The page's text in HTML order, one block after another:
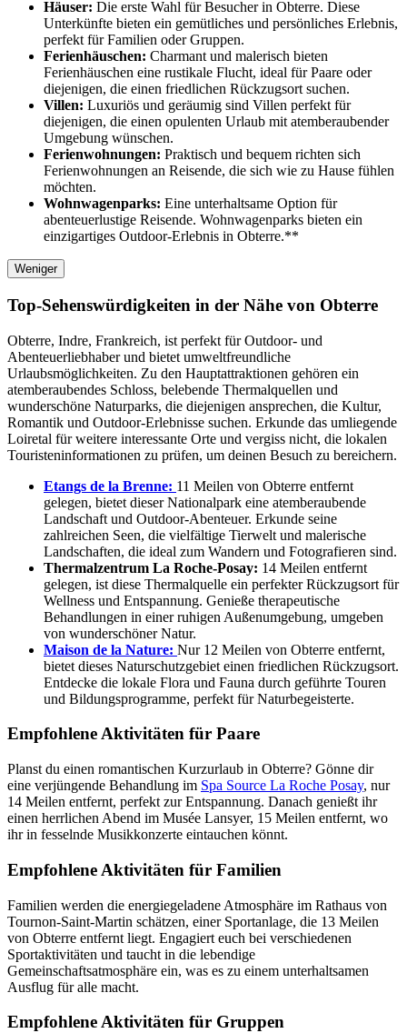
Häuser: Die erste Wahl für Besucher in Obterre. Diese
Unterkünfte bieten ein gemütliches und persönliches Erlebnis,
perfekt für Familien oder Gruppen.
Ferienhäuschen: Charmant und malerisch bieten
Ferienhäuschen eine rustikale Flucht, ideal für Paare oder
diejenigen, die einen friedlichen Rückzugsort suchen.
Villen: Luxuriös und geräumig sind Villen perfekt für
diejenigen, die einen opulenten Urlaub mit atemberaubender
Umgebung wünschen.
Ferienwohnungen: Praktisch und bequem richten sich
Ferienwohnungen an Reisende, die sich wie zu Hause fühlen
möchten.
Wohnwagenparks: Eine unterhaltsame Option für
abenteuerlustige Reisende. Wohnwagenparks bieten ein
einzigartiges Outdoor-Erlebnis in Obterre.**
Weniger
Top-Sehenswürdigkeiten in der Nähe von Obterre
Obterre, Indre, Frankreich, ist perfekt für Outdoor- und
Abenteuerliebhaber und bietet umweltfreundliche
Urlaubsmöglichkeiten. Zu den Hauptattraktionen gehören ein
atemberaubendes Schloss, belebende Thermalquellen und
wunderschöne Naturparks, die diejenigen ansprechen, die Kultur,
Romantik und Outdoor-Erlebnisse suchen. Erkunde das umliegende
Loiretal für weitere interessante Orte und vergiss nicht, die lokalen
Touristeninformationen zu prüfen, um deinen Besuch zu bereichern.
Etangs de la Brenne: 11 Meilen von Obterre entfernt
gelegen, bietet dieser Nationalpark eine atemberaubende
Landschaft und Outdoor-Abenteuer. Erkunde seine
zahlreichen Seen, die vielfältige Tierwelt und malerische
Landschaften, die ideal zum Wandern und Fotografieren sind.
Thermalzentrum La Roche-Posay: 14 Meilen entfernt
gelegen, ist diese Thermalquelle ein perfekter Rückzugsort für
Wellness und Entspannung. Genieße therapeutische
Behandlungen in einer ruhigen Außenumgebung, umgeben
von wunderschöner Natur.
Maison de la Nature: Nur 12 Meilen von Obterre entfernt,
bietet dieses Naturschutzgebiet einen friedlichen Rückzugsort.
Entdecke die lokale Flora und Fauna durch geführte Touren
und Bildungsprogramme, perfekt für Naturbegeisterte.
Empfohlene Aktivitäten für Paare
Planst du einen romantischen Kurzurlaub in Obterre? Gönne dir
eine verjüngende Behandlung im Spa Source La Roche Posay, nur
14 Meilen entfernt, perfekt zur Entspannung. Danach genießt ihr
einen herrlichen Abend im Musée Lansyer, 15 Meilen entfernt, wo
ihr in fesselnde Musikkonzerte eintauchen könnt.
Empfohlene Aktivitäten für Familien
Familien werden die energiegeladene Atmosphäre im Rathaus von
Tournon-Saint-Martin schätzen, einer Sportanlage, die 13 Meilen
von Obterre entfernt liegt. Engagiert euch bei verschiedenen
Sportaktivitäten und taucht in die lebendige
Gemeinschaftsatmosphäre ein, was es zu einem unterhaltsamen
Ausflug für alle macht.
Empfohlene Aktivitäten für Gruppen